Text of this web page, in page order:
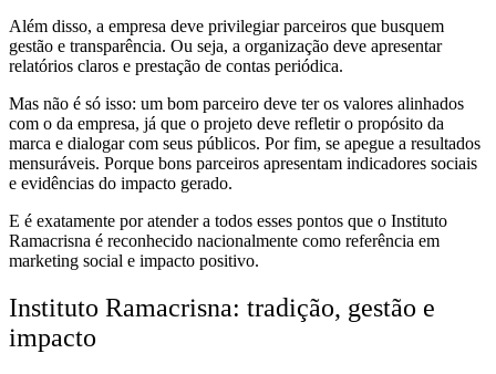
Além disso, a empresa deve privilegiar parceiros que busquem
gestão e transparência. Ou seja, a organização deve apresentar
relatórios claros e prestação de contas periódica.
Mas não é só isso: um bom parceiro deve ter os valores alinhados
com o da empresa, já que o projeto deve refletir o propósito da
marca e dialogar com seus públicos. Por fim, se apegue a resultados
mensuráveis. Porque bons parceiros apresentam indicadores sociais
e evidências do impacto gerado.
E é exatamente por atender a todos esses pontos que o Instituto
Ramacrisna é reconhecido nacionalmente como referência em
marketing social e impacto positivo.
Instituto Ramacrisna: tradição, gestão e
impacto